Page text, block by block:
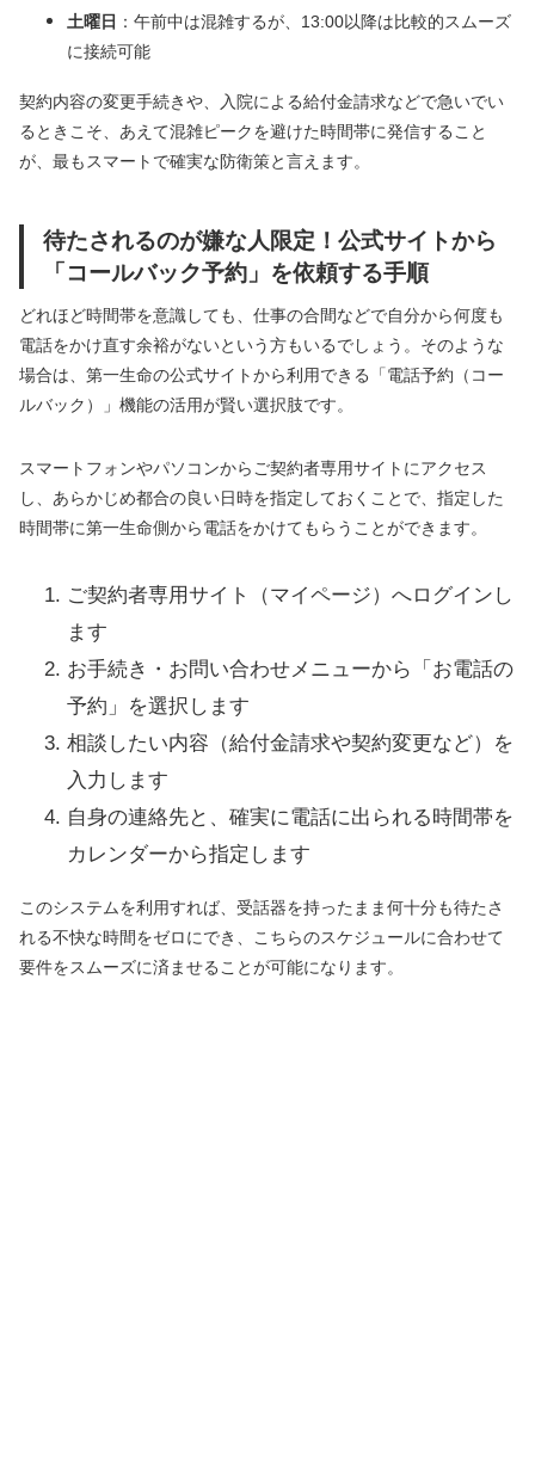
土曜日 ：午前中は混雑するが、13:00以降は比較的スムーズ
に接続可能
契約内容の変更手続きや、入院による給付金請求などで急いでい
るときこそ、あえて混雑ピークを避けた時間帯に発信すること
が、最もスマートで確実な防衛策と言えます。
待たされるのが嫌な人限定！公式サイトから
「コールバック予約」を依頼する手順
どれほど時間帯を意識しても、仕事の合間などで自分から何度も
電話をかけ直す余裕がないという方もいるでしょう。そのような
場合は、第一生命の公式サイトから利用できる「電話予約（コー
ルバック）」機能の活用が賢い選択肢です。
スマートフォンやパソコンからご契約者専用サイトにアクセス
し、あらかじめ都合の良い日時を指定しておくことで、指定した
時間帯に第一生命側から電話をかけてもらうことができます。
ご契約者専用サイト（マイページ）へログインし
ます
お手続き・お問い合わせメニューから「お電話の
予約」を選択します
相談したい内容（給付金請求や契約変更など）を
入力します
自身の連絡先と、確実に電話に出られる時間帯を
カレンダーから指定します
このシステムを利用すれば、受話器を持ったまま何十分も待たさ
れる不快な時間をゼロにでき、こちらのスケジュールに合わせて
要件をスムーズに済ませることが可能になります。